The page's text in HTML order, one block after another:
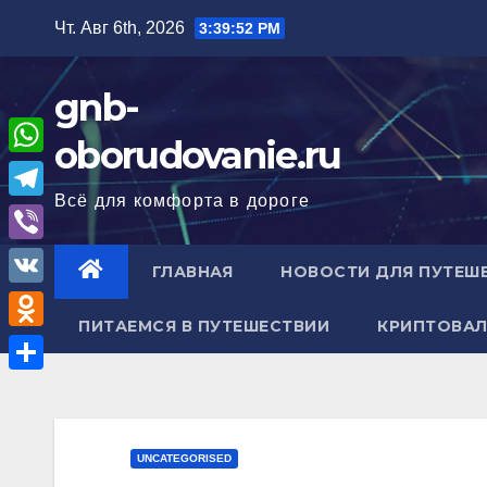
содержимому
Чт. Авг 6th, 2026 3:39:53 PM
gnb-
oborudovanie.ru
Всё для комфорта в дороге
ГЛАВНАЯ НОВОСТИ ДЛЯ
ПИТАЕМСЯ В ПУТЕШЕСТВИИ
UNCATEGORISED
W
h
a
A
T
e
l
e
g
V
i
b
e
V
K
O